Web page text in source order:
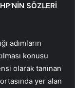
SÖZLERİ
adımların
konusu
olarak tanınan
yer alan